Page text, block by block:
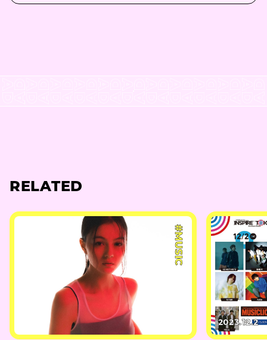
RELATED
#MUSIC
2023.12.2